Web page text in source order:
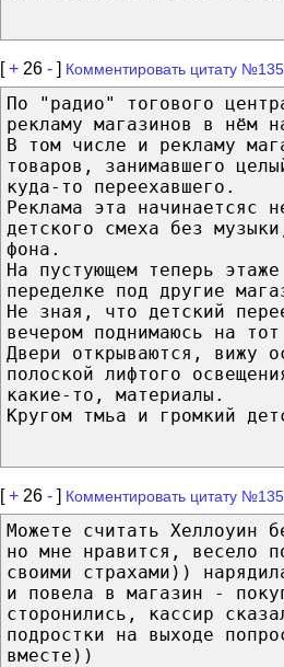
[+ 26 - ] Комментировать цитату
По "радио" тогового
рекламу магазинов в нём
В том числе и рекламу
товаров, занимавшего
куда-то переехавшего.
Реклама эта начинаетсяс
детского смеха без
фона.
На пустующем теперь
переделке под другие
Не зная, что детский
вечером поднимаюсь на
Двери открываются, вижу
полоской лифтого
какие-то, материалы.
Кругом тмьа и громкий
[+ 26 - ] Комментировать цитату
Можете считать Хеллоуин
но мне нравится, весело
своими страхами))
и повела в магазин -
сторонились, кассир
подростки на выходе
вместе))